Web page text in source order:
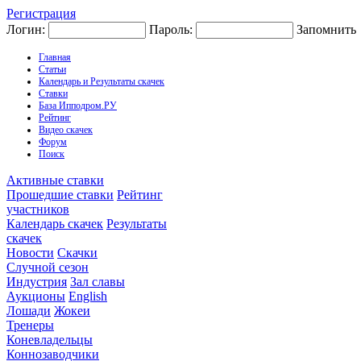
Регистрация
Логин:
Пароль: Запомнить
Главная
Статьи
Календарь и Результаты скачек
Ставки
База Ипподром.РУ
Рейтинг
Видео скачек
Форум
Поиск
Активные ставки
Прошедшие ставки Рейтинг
участников
Календарь скачек Результаты
скачек
Новости Скачки
Случной сезон
Индустрия Зал славы
Аукционы English
Лошади Жокеи
Тренеры
Коневладельцы
Коннозаводчики